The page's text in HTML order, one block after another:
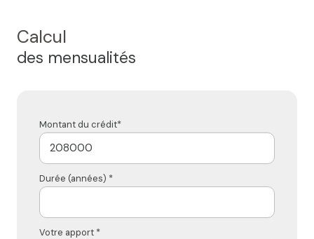
Calcul
des mensualités
Montant du crédit*
Durée (années) *
Votre apport *